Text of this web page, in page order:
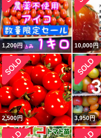
1,200円 10,000円
2,500円 3,950円